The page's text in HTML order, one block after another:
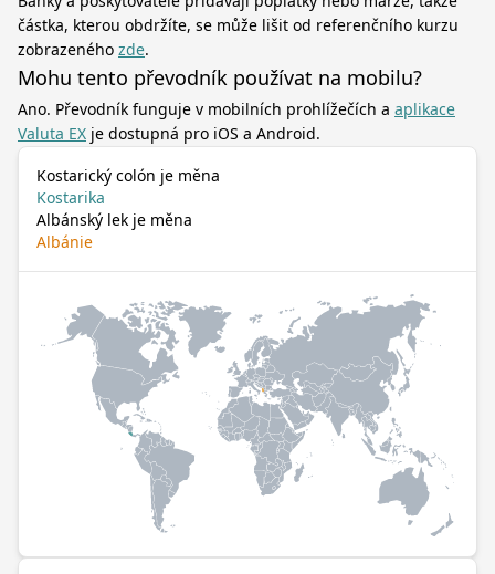
částka, kterou obdržíte, se může lišit od referenčního kurzu
zobrazeného zde.
Mohu tento převodník používat na mobilu?
Ano. Převodník funguje v mobilních prohlížečích a aplikace
Valuta EX je dostupná pro iOS a Android.
Kostarický colón je měna
Kostarika
Albánský lek je měna
Albánie